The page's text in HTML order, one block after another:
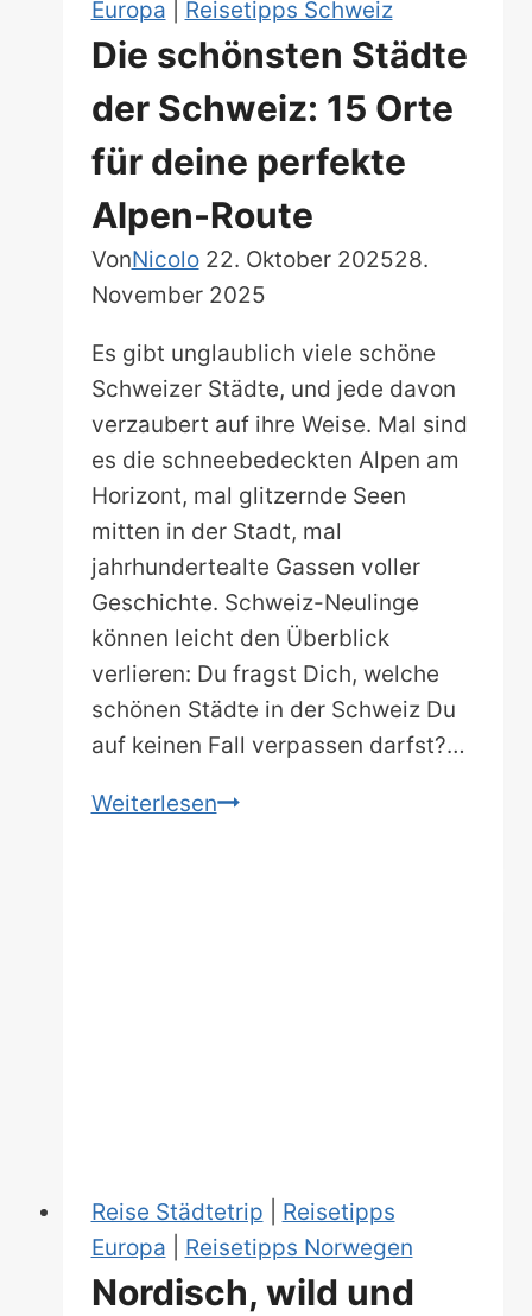
Europa Reisetipps Schweiz
Die schönsten Städte
der Schweiz: 15 Orte
für deine perfekte
Alpen-Route
VonNicolo 22. Oktober 202528.
November 2025
Es gibt unglaublich viele schöne
Schweizer Städte, und jede davon
verzaubert auf ihre Weise. Mal sind
es die schneebedeckten Alpen am
Horizont, mal glitzernde Seen
mitten in der Stadt, mal
jahrhundertealte Gassen voller
Geschichte. Schweiz-Neulinge
können leicht den Überblick
verlieren: Du fragst Dich, welche
schönen Städte in der Schweiz Du
auf keinen Fall verpassen darfst?…
WeiterlesenDie
Route
Reise Städtetrip
Reisetipps
Europa
Reisetipps Norwegen
Nordisch, wild und